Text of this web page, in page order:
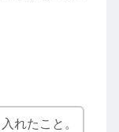
れたこと。